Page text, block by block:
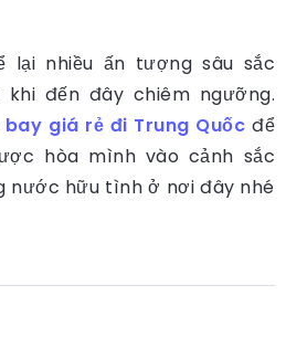
lại nhiều ấn tượng sâu sắc
đến đây chiêm ngưỡng.
giá rẻ đi Trung Quốc để
hòa mình vào cảnh sắc
nước hữu tình ở nơi đây nhé